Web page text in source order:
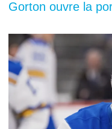
Gorton ouvre la